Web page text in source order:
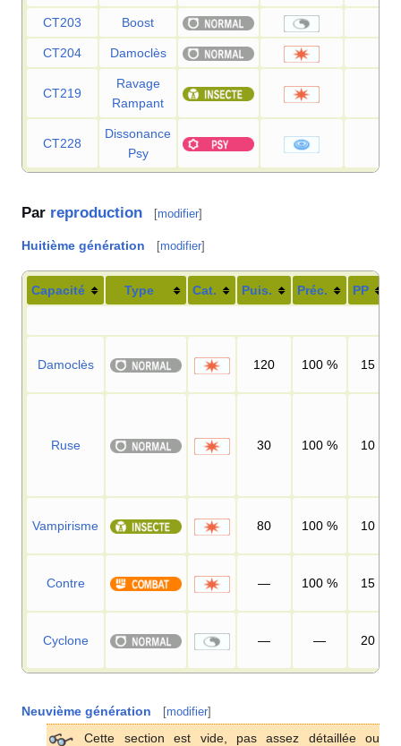
CT203 Boost
CT204 Damoclès
CT219
Ravage
Rampant
CT228
Dissonance
Psy
Par reproduction [modifier]
Huitième génération [modifier]
Capacité Type Cat. Puis. Préc. PP
Damoclès 120 100 % 15
Ruse 30 100 % 10
Vampirisme 80 100 % 10
Contre — 100 % 15
Cyclone — — 20
Neuvième génération [modifier]
Cette section est vide, pas assez détaillée ou